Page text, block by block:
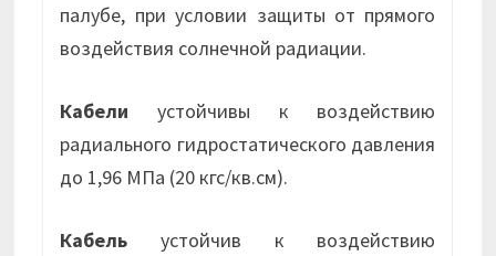
палубе, при условии защиты от прямого
воздействия солнечной радиации.
Кабели устойчивы к воздействию
радиального гидростатического давления
до 1,96 МПа (20 кгс/кв.см).
Кабель устойчив к воздействию